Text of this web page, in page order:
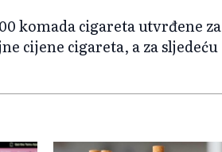
komada cigareta utvrđene za
cijene cigareta, a za sljedeću